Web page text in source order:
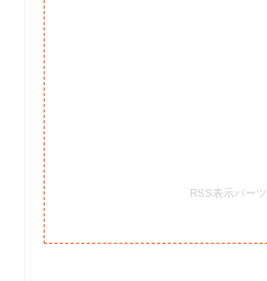
RSS表示パーツ